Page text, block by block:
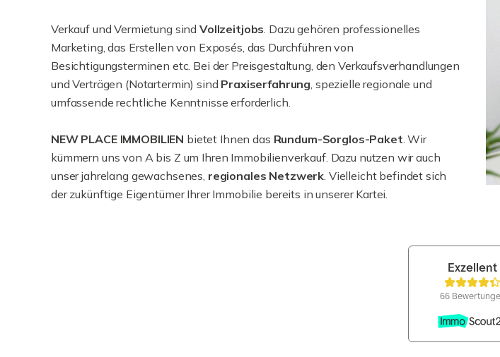
Verkauf und Vermietung sind Vollzeitjobs. Dazu gehören professionelles
Marketing, das Erstellen von Exposés, das Durchführen von
Besichtigungsterminen etc. Bei der Preisgestaltung, den Verkaufsverhandlungen
und Verträgen (Notartermin) sind Praxiserfahrung, spezielle regionale und
umfassende rechtliche Kenntnisse erforderlich.
NEW PLACE IMMOBILIEN bietet Ihnen das Rundum-Sorglos-Paket. Wir
kümmern uns von A bis Z um Ihren Immobilienverkauf. Dazu nutzen wir auch
unser jahrelang gewachsenes, regionales Netzwerk. Vielleicht befindet sich
der zukünftige Eigentümer Ihrer Immobilie bereits in unserer Kartei.